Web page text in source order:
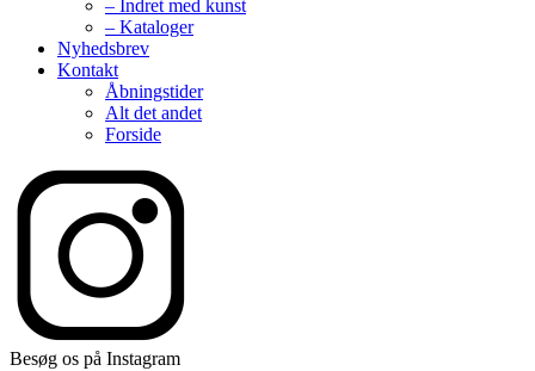
– Indret med kunst
– Kataloger
Nyhedsbrev
Kontakt
Åbningstider
Alt det andet
Forside
Besøg os på Instagram